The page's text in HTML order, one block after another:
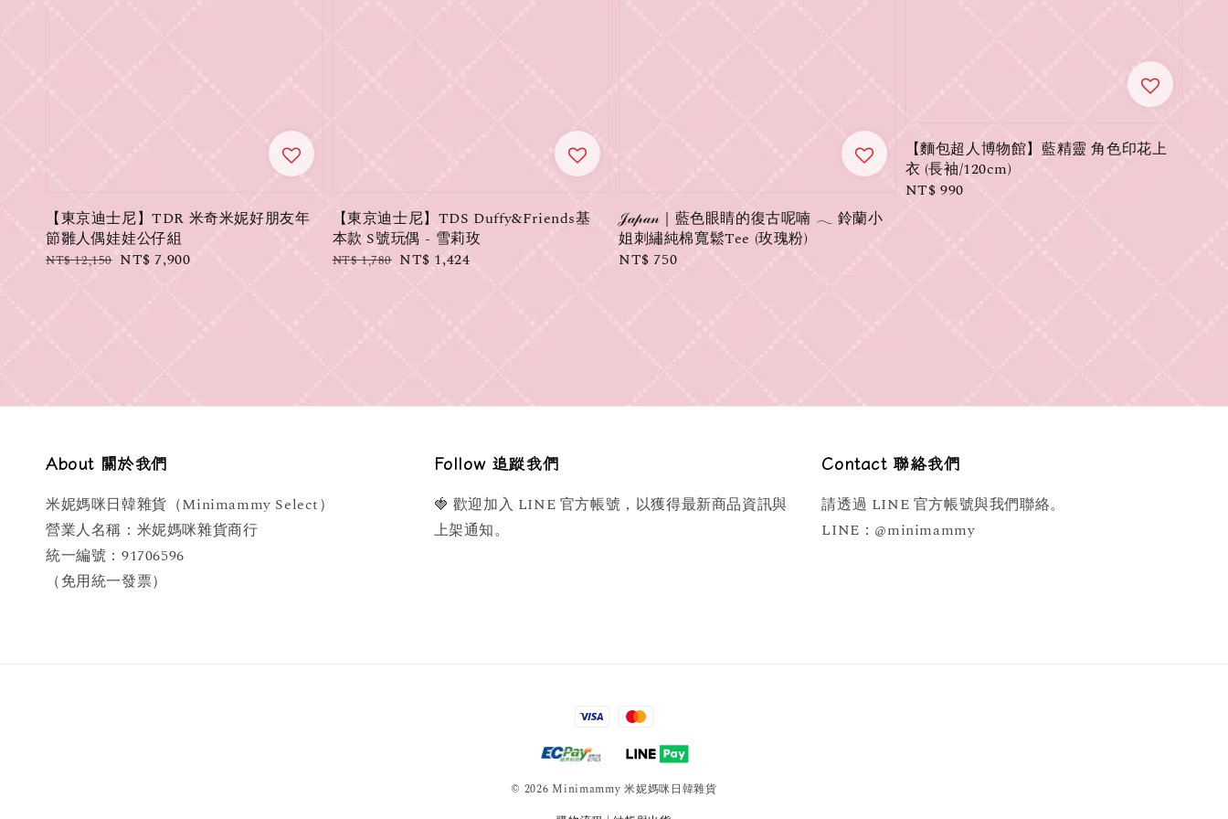
【東京迪士尼】TDR 米奇米妮好朋友年
節雛人偶娃娃公仔組
Regular
NT$ 12,150 Sale
NT$ 7,900
【東京迪士尼】TDS Duffy&Friends基
本款 S號玩偶 - 雪莉玫
Regular
NT$ 1,780 Sale
price
NT$ 1,424
𝒥𝒶𝓅𝒶𝓃｜藍色眼睛的復古呢喃 𓂃 鈴蘭小
姐刺繡純棉寬鬆Tee (玫瑰粉)
Regular
NT$ 750
【麵包超人博物館】藍精靈 角色印花上
衣 (長袖/120cm)
Regular
NT$ 990
About 關於我們
米妮媽咪日韓雜貨（Minimammy Select）
營業人名稱：米妮媽咪雜貨商行
統一編號：91706596
（免用統一發票）
Follow 追蹤我們
🍓 歡迎加入 LINE 官方帳號，以獲得最新商品資訊與
上架通知。
Contact 聯絡我們
請透過 LINE 官方帳號與我們聯絡。
LINE：@minimammy
© 2026 Minimammy 米妮媽咪日韓雜貨